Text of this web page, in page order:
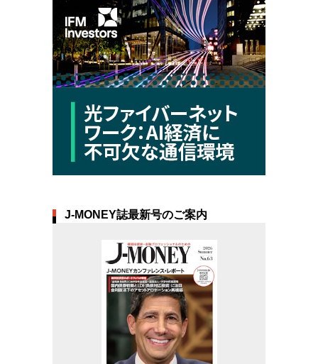
J-MONEY誌最新号のご案内